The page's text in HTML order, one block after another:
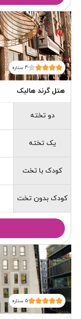
4 ستاره
هتل گرند هالیک
دو تخته
یک تخته
کودک با تخت
کودک بدون تخت
5 ستاره